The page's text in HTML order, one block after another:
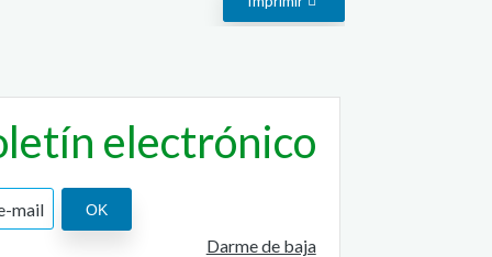
electrónico
Darme de baja